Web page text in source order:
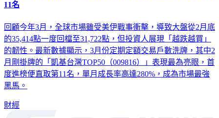
11名
回顧今年3月，全球市場雖受美伊戰事衝擊，導致大盤從2月底
的35,414點一度回檔至31,722點，但投資人展現「越跌越買」
的韌性。最新數據顯示，3月份定期定額交易戶數洗牌，其中2
月剛掛牌的「凱基台灣TOP50（009816）」表現最為亮眼，首
度進榜便直取第11名，單月成長率高達280%，成為市場最強
黑馬。
財經